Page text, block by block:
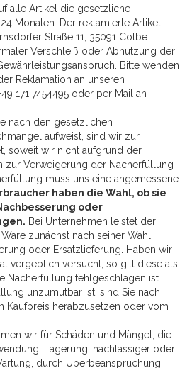
alle Artikel die gesetzliche
Monaten. Der reklamierte Artikel
Straße 11, 35091 Cölbe
Verschleiß oder Abnutzung der
Bitte wenden
Reklamation an unseren
171 7454495 oder per Mail an
nach den gesetzlichen
aufweist, sind wir zur
soweit wir nicht aufgrund der
zur Verweigerung der Nacherfüllung
muss uns eine angemessene
haben die Wahl, ob sie
oder
Bei Unternehmen leistet der
zunächst nach seiner Wahl
oder Ersatzlieferung. Haben wir
vergeblich versucht, so gilt diese als
Nacherfüllung fehlgeschlagen ist
unzumutbar ist, sind Sie nach
Kaufpreis herabzusetzen oder vom
wir für Schäden und Mängel, die
Lagerung, nachlässiger oder
durch Überbeanspruchung